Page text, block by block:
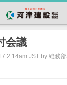
会議
2:14am JST by 総務部